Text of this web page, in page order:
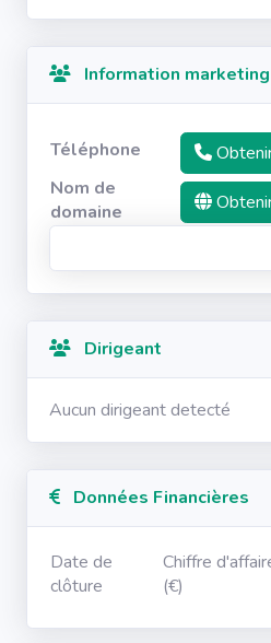
Information marketing
Téléphone
Nom de
domaine
Dirigeant
Aucun dirigeant detecté
Données Financières
Date de
clôture
Chiffre
(€)